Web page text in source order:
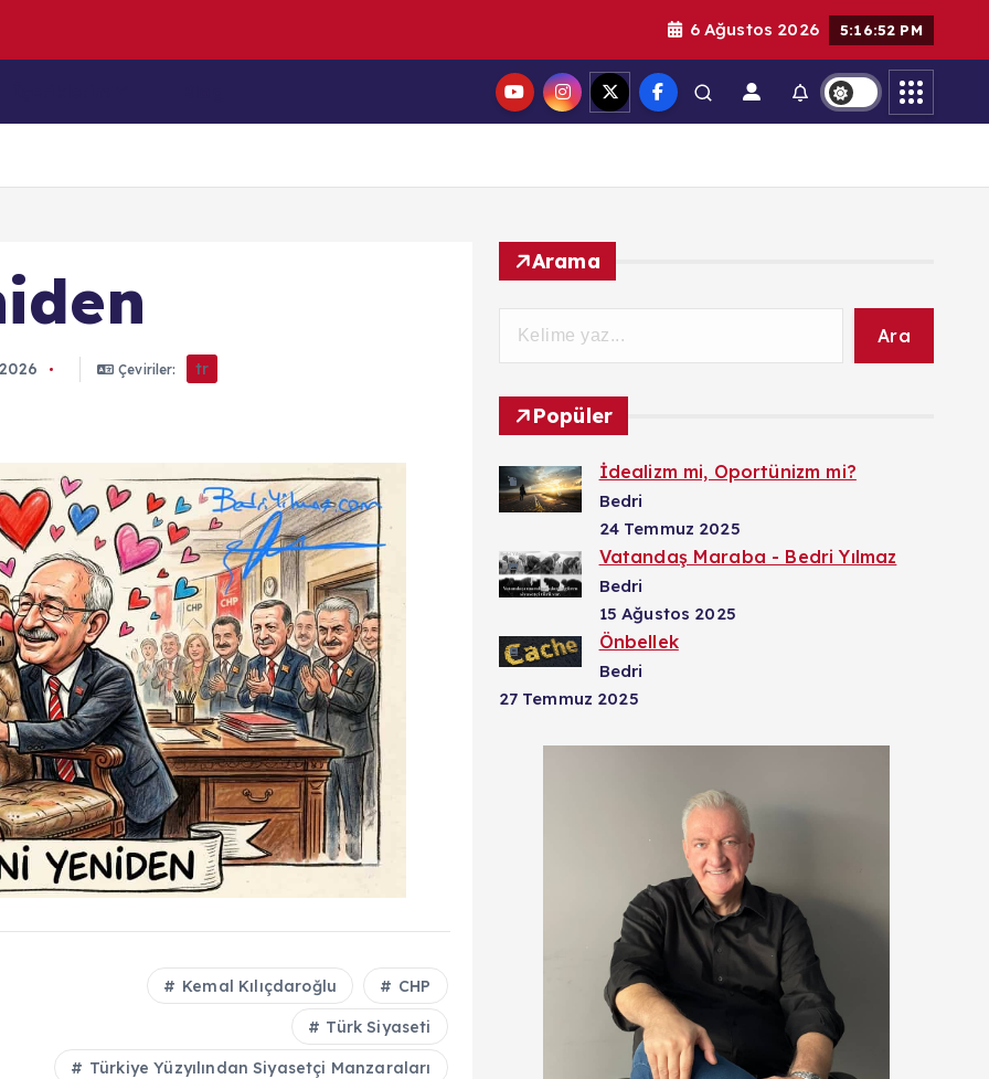
6 Ağustos 2026 5:16:53 PM
Çeviriler: tr
Kemal Kılıçdaroğlu CHP
Türk Siyaseti
Türkiye Yüzyılından Siyasetçi Manzaraları
Arama
Ara
Popüler
İdealizm mi, Oportünizm mi?
Bedri
24 Temmuz 2025
Vatandaş Maraba - Bedri Yılmaz
Bedri
15 Ağustos 2025
Önbellek
Bedri
27 Temmuz 2025